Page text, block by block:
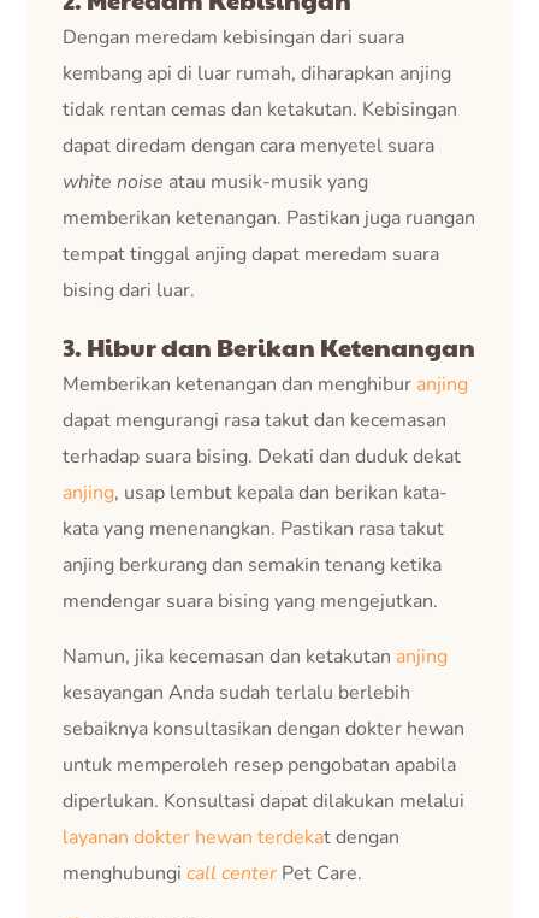
Dengan meredam kebisingan dari suara
kembang api di luar rumah, diharapkan anjing
tidak rentan cemas dan ketakutan. Kebisingan
dapat diredam dengan cara menyetel suara
white noise atau musik-musik yang
memberikan ketenangan. Pastikan juga ruangan
tempat tinggal anjing dapat meredam suara
bising dari luar.
3. Hibur dan Berikan Ketenangan
Memberikan ketenangan dan menghibur anjing
dapat mengurangi rasa takut dan kecemasan
terhadap suara bising. Dekati dan duduk dekat
anjing, usap lembut kepala dan berikan kata-
kata yang menenangkan. Pastikan rasa takut
anjing berkurang dan semakin tenang ketika
mendengar suara bising yang mengejutkan.
Namun, jika kecemasan dan ketakutan anjing
kesayangan Anda sudah terlalu berlebih
sebaiknya konsultasikan dengan dokter hewan
untuk memperoleh resep pengobatan apabila
diperlukan. Konsultasi dapat dilakukan melalui
layanan dokter hewan terdekat dengan
menghubungicall center Pet Care.